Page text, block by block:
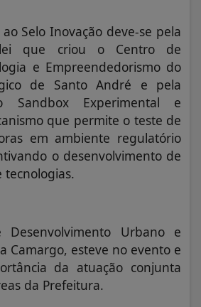
Selo Inovação deve-se pela
que criou o Centro de
e Empreendedorismo do
de Santo André e pela
Sandbox Experimental e
que permite o teste de
em ambiente regulatório
o desenvolvimento de
tecnologias.
Urbano e
Camargo, esteve no evento e
da atuação conjunta
da Prefeitura.